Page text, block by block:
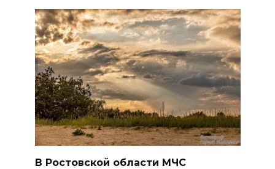
В Ростовской области МЧС